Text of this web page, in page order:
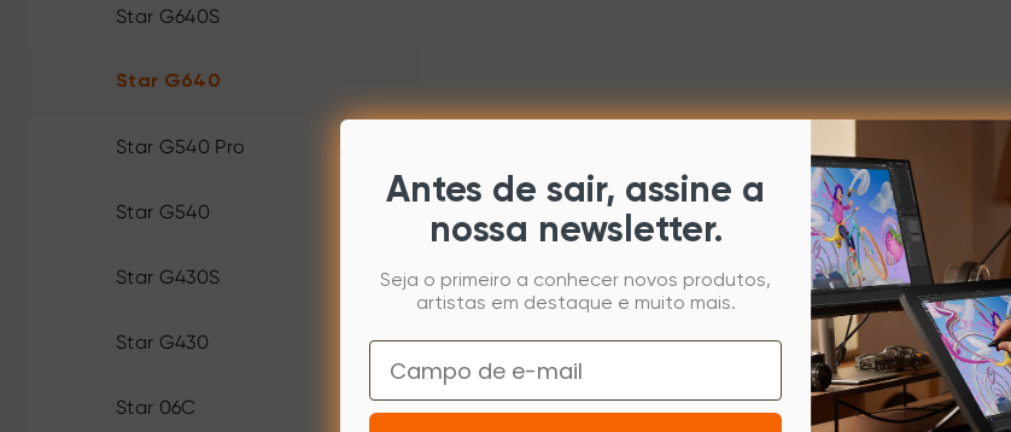
Star G640S
Star G640
Star G540 Pro
Star G540
Star G430S
Star G430
Star 06C
Antes de sair, assine a
nossa newsletter.
Seja o primeiro a conhecer novos produtos,
artistas em destaque e muito mais.
Email